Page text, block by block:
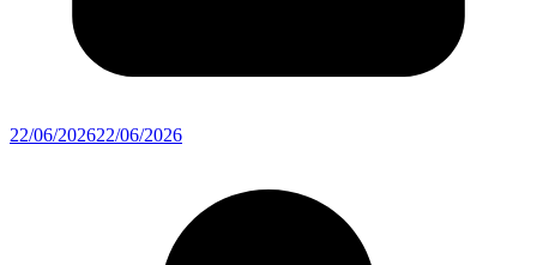
22/06/202622/06/2026